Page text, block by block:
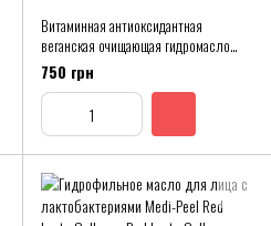
Витаминная антиоксидантная
веганская очищающая гидромасло
MEDI PEEL Vegan Vitamin Deeptox
Cleansing Oil
750 грн